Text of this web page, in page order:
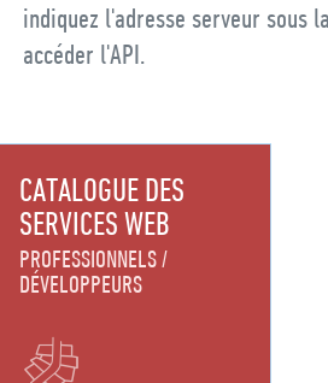
indiquez l'adresse serveur sous
accéder l'API.
CATALOGUE DES
SERVICES WEB
PROFESSIONNELS
DÉVELOPPEURS